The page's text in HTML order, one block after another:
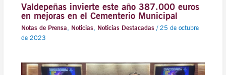
Valdepeñas invierte este año 387.000 euros
en mejoras en el Cementerio Municipal
Notas de Prensa, Noticias, Noticias Destacadas/ 25 de octubre
de 2023